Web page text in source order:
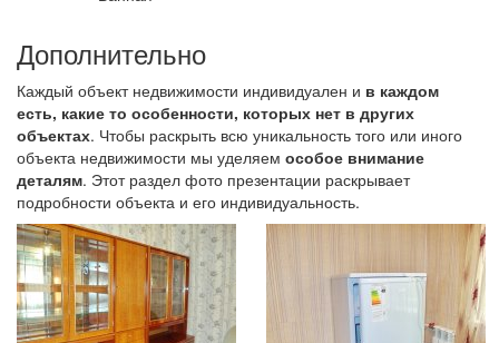
Дополнительно
Каждый объект недвижимости индивидуален и в каждом
есть, какие то особенности, которых нет в других
объектах. Чтобы раскрыть всю уникальность того или иного
объекта недвижимости мы уделяем особое внимание
деталям. Этот раздел фото презентации раскрывает
подробности объекта и его индивидуальность.